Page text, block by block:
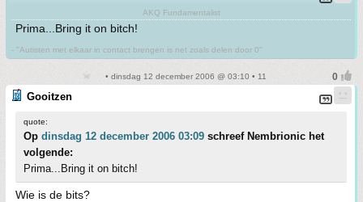
AKQ Fundamentalist
Prima...Bring it on bitch!
- "Autisten met elkaar in contact brengen is net zoals delen door 0"
• dinsdag 12 december 2006 @ 03:10 • 11
Gooitzen
quote:
Op dinsdag 12 december 2006 03:09 schreef Nembrionic het
volgende:
Prima...Bring it on bitch!
Wie is de bits?